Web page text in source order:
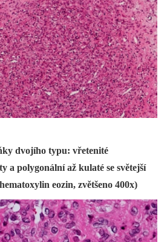
dvojího typu: vřetenité
a polygonální až kulaté se světejší
eozin, zvětšeno 400x)